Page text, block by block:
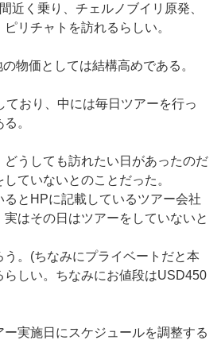
近く乗り、チェルノブイリ原発、
リチャトを訪れるらしい。
物価としては結構高めである。
ており、中には毎日ツアーを行っ
。
うしても訪れたい日があったのだ
ていないとのことだった。
とHPに記載しているツアー会社
はその日はツアーをしていないと
。(ちなみにプライベートだと本
らしい。ちなみにお値段はUSD450
実施日にスケジュールを調整する